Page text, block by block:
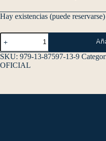
Hay existencias (puede reservarse)
SKU: 979-13-87597-13-9
OFICIAL